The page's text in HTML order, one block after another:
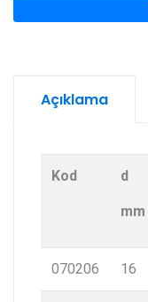
Açıklama
Kod d
mm
070206 16